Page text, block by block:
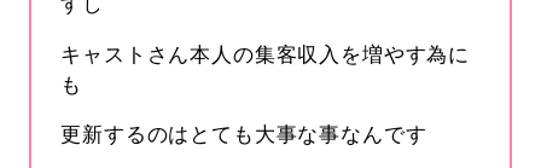
キャストさん本人の集客収入を増やす為に
も
更新するのはとても大事な事なんです